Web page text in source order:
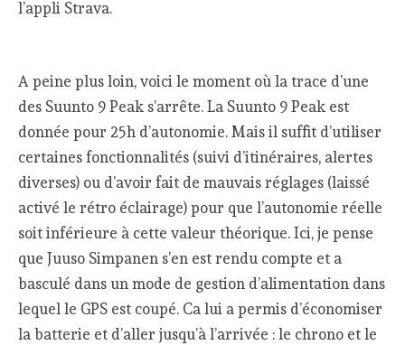
l’appli Strava.
A peine plus loin, voici le moment où la trace d’une
des Suunto 9 Peak s’arrête. La Suunto 9 Peak est
donnée pour 25h d’autonomie. Mais il suffit d’utiliser
certaines fonctionnalités (suivi d’itinéraires, alertes
diverses) ou d’avoir fait de mauvais réglages (laissé
activé le rétro éclairage) pour que l’autonomie réelle
soit inférieure à cette valeur théorique. Ici, je pense
que Juuso Simpanen s’en est rendu compte et a
basculé dans un mode de gestion d’alimentation dans
lequel le GPS est coupé. Ca lui a permis d’économiser
la batterie et d’aller jusqu’à l’arrivée : le chrono et le